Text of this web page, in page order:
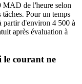
MAD de l'heure selon
Pour un temps
partir d'environ 4 500 à
après évaluation à
le courant ne